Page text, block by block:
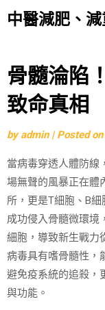
中醫減肥、
Skip
to
content
骨髓淪陷
致命真相
byadmin | Posted on
當病毒穿透人體防線
場無聲的風暴正在體
所，更是T細胞、B
成功侵入骨髓微環境
細胞，導致新生戰力
病毒具有嗜骨髓性，
避免疫系統的追殺，
與功能。